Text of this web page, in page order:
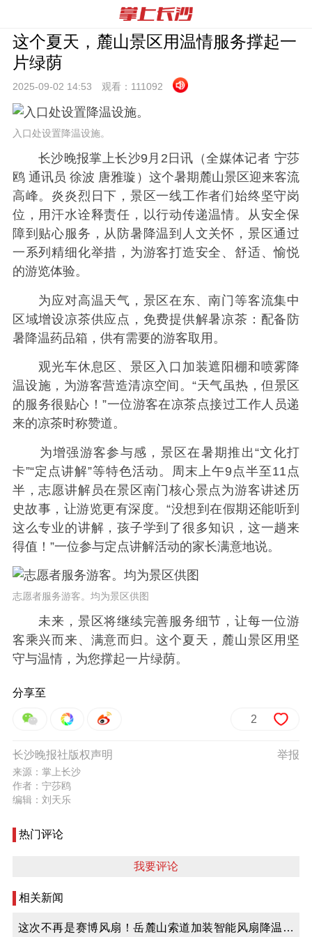
这个夏天，麓山景区用温情服务撑起一
片绿荫
2025-09-02 14:53 观看： 111092
入口处设置降温设施。
长沙晚报掌上长沙9月2日讯（全媒体记者 宁莎
鸥 通讯员 徐波 唐雅璇）这个暑期麓山景区迎来客流
高峰。炎炎烈日下，景区一线工作者们始终坚守岗
位，用汗水诠释责任，以行动传递温情。从安全保
障到贴心服务，从防暑降温到人文关怀，景区通过
一系列精细化举措，为游客打造安全、舒适、愉悦
的游览体验。
为应对高温天气，景区在东、南门等客流集中
区域增设凉茶供应点，免费提供解暑凉茶：配备防
暑降温药品箱，供有需要的游客取用。
观光车休息区、景区入口加装遮阳棚和喷雾降
温设施，为游客营造清凉空间。“天气虽热，但景区
的服务很贴心！”一位游客在凉茶点接过工作人员递
来的凉茶时称赞道。
为增强游客参与感，景区在暑期推出“文化打
卡”“定点讲解”等特色活动。周末上午9点半至11点
半，志愿讲解员在景区南门核心景点为游客讲述历
史故事，让游览更有深度。“没想到在假期还能听到
这么专业的讲解，孩子学到了很多知识，这一趟来
得值！”一位参与定点讲解活动的家长满意地说。
志愿者服务游客。均为景区供图
未来，景区将继续完善服务细节，让每一位游
客乘兴而来、满意而归。这个夏天，麓山景区用坚
守与温情，为您撑起一片绿荫。
分享至
2
举报
长沙晚报社版权声明
来源：掌上长沙
作者：宁莎鸥
编辑：刘天乐
热门评论
我要评论
相关新闻
这次不再是赛博风扇！岳麓山索道加装智能风扇降温，